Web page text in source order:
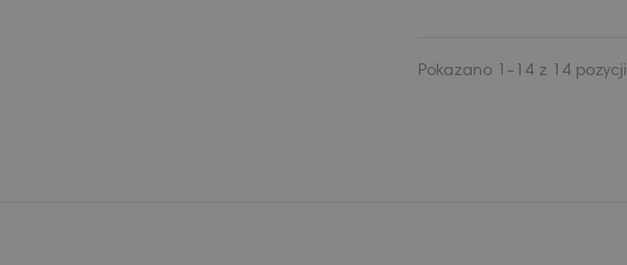
Pokazano 1-14 z 14 pozycji